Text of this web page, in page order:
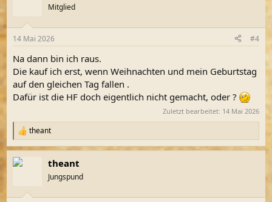
e
:
Mitglied
14 Mai 2026 #4
Na dann bin ich raus.
Die kauf ich erst, wenn Weihnachten und mein Geburtstag
auf den gleichen Tag fallen .
Dafür ist die HF doch eigentlich nicht gemacht, oder ?
Zuletzt bearbeitet: 14 Mai 2026
R
e
a
k
theant
theant
Jungspund